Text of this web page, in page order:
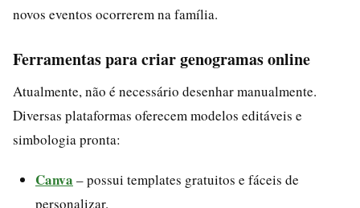
novos eventos ocorrerem na família.
Ferramentas para criar genogramas online
Atualmente, não é necessário desenhar manualmente.
Diversas plataformas oferecem modelos editáveis e
simbologia pronta:
Canva – possui templates gratuitos e fáceis de
personalizar.